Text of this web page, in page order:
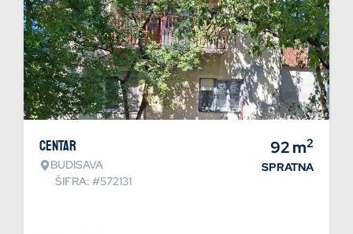
Centar
BUDISAVA
ŠIFRA: #572131
92m2
SPRATNA